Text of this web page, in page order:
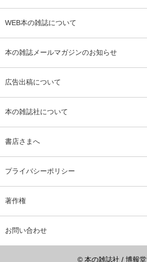
WEB本の雑誌について
本の雑誌メールマガジンのお知らせ
広告出稿について
本の雑誌社について
書店さまへ
プライバシーポリシー
著作権
お問い合わせ
© 本の雑誌社 / 博報堂